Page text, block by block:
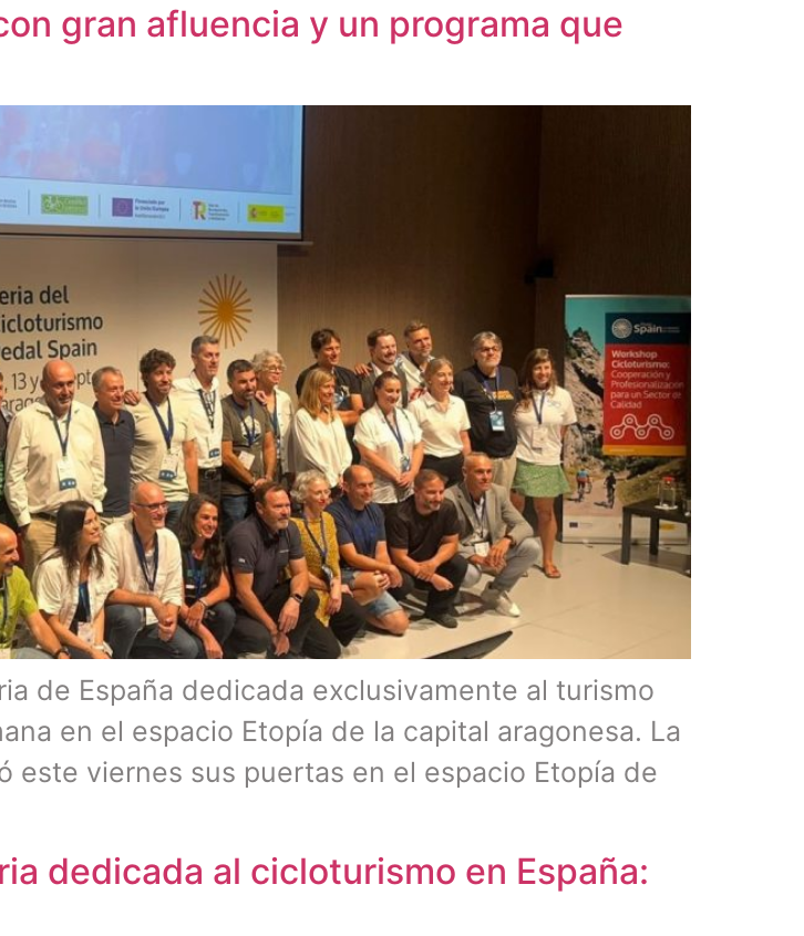
gran afluencia y un programa que
de España dedicada exclusivamente al turismo
en el espacio Etopía de la capital aragonesa. La
este viernes sus puertas en el espacio Etopía de
dedicada al cicloturismo en España: